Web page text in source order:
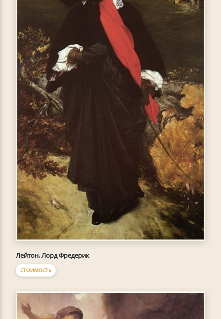
Лейтон, Лорд Фредерик
СТОИМОСТЬ